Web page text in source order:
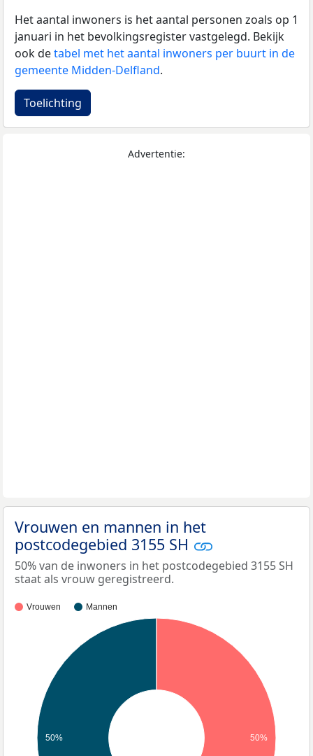
Het aantal inwoners is het aantal personen zoals op 1
januari in het bevolkingsregister vastgelegd. Bekijk
ook detabel met het aantal inwoners per buurt in de
gemeente Midden-Delfland.
Toelichting
Advertentie:
Vrouwen en mannen in het
postcodegebied 3155 SH
50% van de inwoners in het postcodegebied 3155 SH
staat als vrouw geregistreerd.
Vrouwen Mannen
50% 50%